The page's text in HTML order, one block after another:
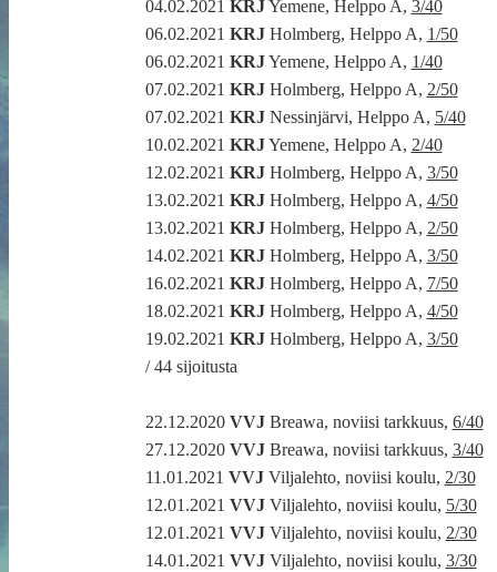
04.02.2021 KRJYemene, Helppo A, 3/40
06.02.2021 KRJHolmberg, Helppo A, 1/50
06.02.2021 KRJYemene, Helppo A, 1/40
07.02.2021 KRJHolmberg, Helppo A, 2/50
07.02.2021 KRJNessinjärvi, Helppo A, 5/40
10.02.2021 KRJYemene, Helppo A, 2/40
12.02.2021 KRJHolmberg, Helppo A, 3/50
13.02.2021 KRJHolmberg, Helppo A, 4/50
13.02.2021 KRJHolmberg, Helppo A, 2/50
14.02.2021 KRJHolmberg, Helppo A, 3/50
16.02.2021 KRJHolmberg, Helppo A, 7/50
18.02.2021 KRJHolmberg, Helppo A, 4/50
19.02.2021 KRJHolmberg, Helppo A, 3/50
/ 44 sijoitusta
22.12.2020 VVJBreawa, noviisi tarkkuus, 6/40
27.12.2020 VVJBreawa, noviisi tarkkuus, 3/40
11.01.2021 VVJViljalehto, noviisi koulu, 2/30
12.01.2021 VVJViljalehto, noviisi koulu, 5/30
12.01.2021 VVJViljalehto, noviisi koulu, 2/30
14.01.2021 VVJViljalehto, noviisi koulu, 3/30